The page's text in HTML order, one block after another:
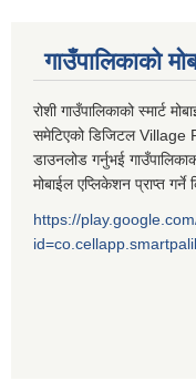
गाउँपालिकाको
रोशी गाउँपालिकाको स्मार्ट
समेटिएको डिजिटल Village
डाउनलोड गर्नुभई
मोबाईल एप्लिकेशन प्राप्त
https://